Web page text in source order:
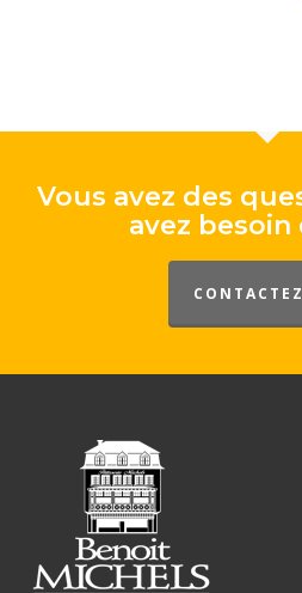
Vous avez des
avez besoin